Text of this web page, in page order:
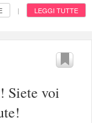
| LEGGI TUTTE
Siete voi